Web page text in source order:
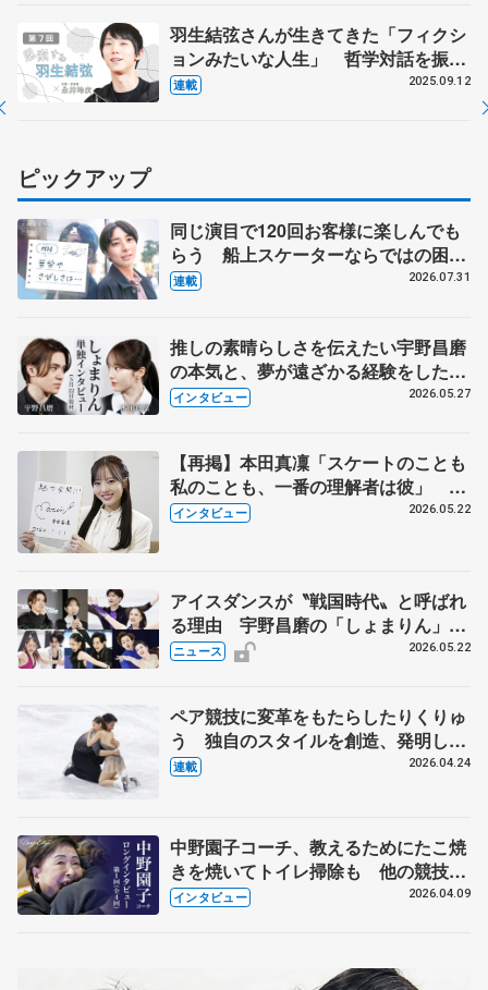
羽生結弦さんが生きてきた「フィクシ
ョンみたいな人生」 哲学対話を振り
返る【最終回】
連載 2025.09.12
ピックアップ
同じ演目で120回お客様に楽しんでも
らう 船上スケーターならではの困難
とは 影響あったPIW前キャプテン松
連載 2026.07.31
推しの素晴らしさを伝えたい宇野昌磨
の本気と、夢が遠ざかる経験をした本
田真凜の覚悟
インタビュー 2026.05.27
【再掲】本田真凜「スケートのことも
私のことも、一番の理解者は彼」 引
退時の単独インタビューで語った競技
インタビュー 2026.05.22
アイスダンスが〝戦国時代〟と呼ばれ
る理由 宇野昌磨の「しょまりん」ら
実力者が相次いで参戦 国内の競争激
ニュース 2026.05.22
ペア競技に変革をもたらしたりくりゅ
う 独自のスタイルを創造、発明した
【引退発表後②】
連載 2026.04.24
中野園子コーチ、教えるためにたこ焼
きを焼いてトイレ掃除も 他の競技に
も通用するという坂本花織の筋肉
インタビュー 2026.04.09